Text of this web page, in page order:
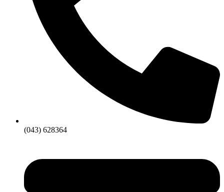
(043) 628364